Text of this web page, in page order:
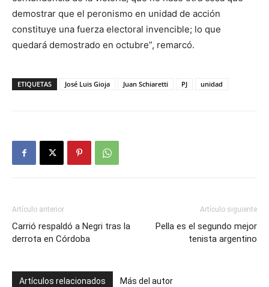
demostrar que el peronismo en unidad de acción
constituye una fuerza electoral invencible; lo que
quedará demostrado en octubre”, remarcó.
ETIQUETAS José Luis Gioja Juan Schiaretti PJ unidad
Artículo anterior
Carrió respaldó a Negri tras la
derrota en Córdoba
Artículo siguiente
Pella es el segundo mejor
tenista argentino
Artículos relacionados Más del autor